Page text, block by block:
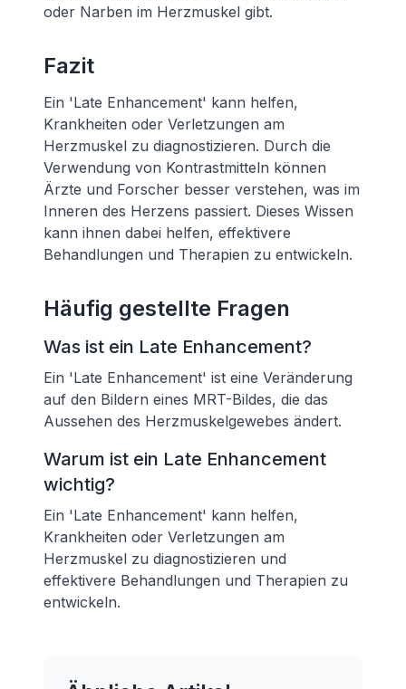
oder Narben im Herzmuskel gibt.
Fazit
Ein 'Late Enhancement' kann helfen,
Krankheiten oder Verletzungen am
Herzmuskel zu diagnostizieren. Durch die
Verwendung von Kontrastmitteln können
Ärzte und Forscher besser verstehen, was im
Inneren des Herzens passiert. Dieses Wissen
kann ihnen dabei helfen, effektivere
Behandlungen und Therapien zu entwickeln.
Häufig gestellte Fragen
Was ist ein Late Enhancement?
Ein 'Late Enhancement' ist eine Veränderung
auf den Bildern eines MRT-Bildes, die das
Aussehen des Herzmuskelgewebes ändert.
Warum ist ein Late Enhancement
wichtig?
Ein 'Late Enhancement' kann helfen,
Krankheiten oder Verletzungen am
Herzmuskel zu diagnostizieren und
effektivere Behandlungen und Therapien zu
entwickeln.